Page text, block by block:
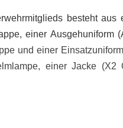
besteht aus
einer Ausgehuniform
und einer
einer Jacke (X2